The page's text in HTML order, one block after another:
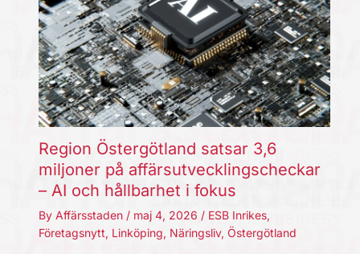
Region Östergötland satsar 3,6
miljoner på affärsutvecklingscheckar
– AI och hållbarhet i fokus
By Affärsstaden / maj 4, 2026 / ESB Inrikes,
Företagsnytt, Linköping, Näringsliv, Östergötland